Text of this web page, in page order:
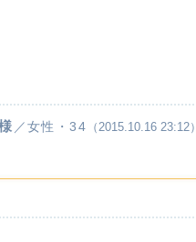
／女性・34 （2015.10.16 23:12）